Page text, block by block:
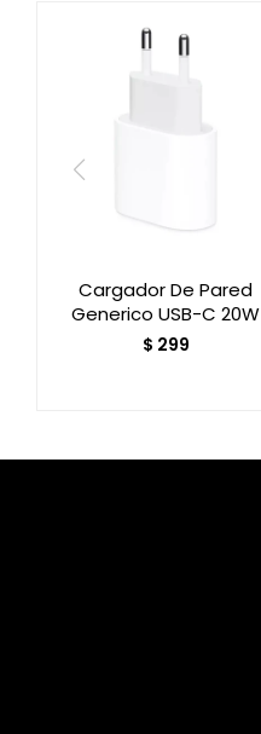
Cargador De Pared
Generico USB-C 20W
$ 299